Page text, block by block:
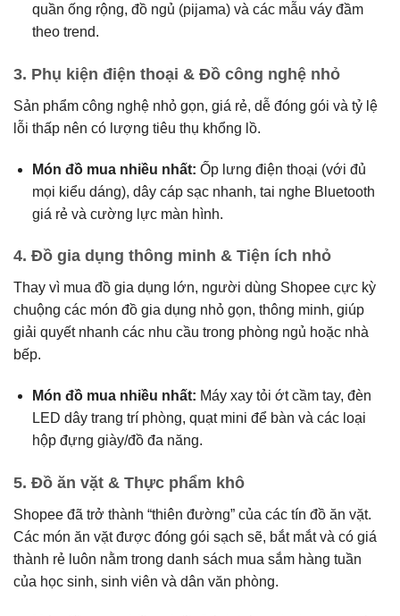
quần ống rộng, đồ ngủ (pijama) và các mẫu váy đầm
theo trend.
3. Phụ kiện điện thoại & Đồ công nghệ nhỏ
Sản phẩm công nghệ nhỏ gọn, giá rẻ, dễ đóng gói và tỷ lệ
lỗi thấp nên có lượng tiêu thụ khổng lồ.
Món đồ mua nhiều nhất: Ốp lưng điện thoại (với đủ
mọi kiểu dáng), dây cáp sạc nhanh, tai nghe Bluetooth
giá rẻ và cường lực màn hình.
4. Đồ gia dụng thông minh & Tiện ích nhỏ
Thay vì mua đồ gia dụng lớn, người dùng Shopee cực kỳ
chuộng các món đồ gia dụng nhỏ gọn, thông minh, giúp
giải quyết nhanh các nhu cầu trong phòng ngủ hoặc nhà
bếp.
Món đồ mua nhiều nhất: Máy xay tỏi ớt cầm tay, đèn
LED dây trang trí phòng, quạt mini để bàn và các loại
hộp đựng giày/đồ đa năng.
5. Đồ ăn vặt & Thực phẩm khô
Shopee đã trở thành “thiên đường” của các tín đồ ăn vặt.
Các món ăn vặt được đóng gói sạch sẽ, bắt mắt và có giá
thành rẻ luôn nằm trong danh sách mua sắm hàng tuần
của học sinh, sinh viên và dân văn phòng.